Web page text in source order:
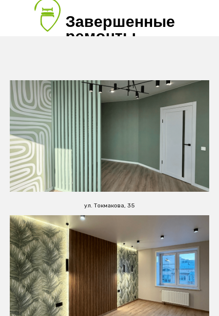
Завершенные
ремонты
ул. Токмакова, 35